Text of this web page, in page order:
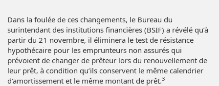
Dans la foulée de ces changements, le Bureau du
surintendant des institutions financières (BSIF) a révélé qu’à
partir du 21 novembre, il éliminera le test de résistance
hypothécaire pour les emprunteurs non assurés qui
prévoient de changer de prêteur lors du renouvellement de
leur prêt, à condition qu’ils conservent le même calendrier
d’amortissement et le même montant de prêt.3